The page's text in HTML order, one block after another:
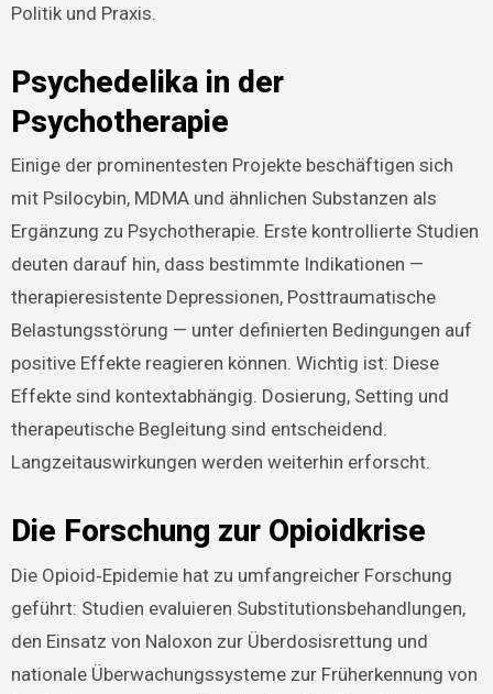
Politik und Praxis.
Psychedelika in der
Psychotherapie
Einige der prominentesten Projekte beschäftigen sich
mit Psilocybin, MDMA und ähnlichen Substanzen als
Ergänzung zu Psychotherapie. Erste kontrollierte Studien
deuten darauf hin, dass bestimmte Indikationen —
therapieresistente Depressionen, Posttraumatische
Belastungsstörung — unter definierten Bedingungen auf
positive Effekte reagieren können. Wichtig ist: Diese
Effekte sind kontextabhängig. Dosierung, Setting und
therapeutische Begleitung sind entscheidend.
Langzeitauswirkungen werden weiterhin erforscht.
Die Forschung zur Opioidkrise
Die Opioid‑Epidemie hat zu umfangreicher Forschung
geführt: Studien evaluieren Substitutionsbehandlungen,
den Einsatz von Naloxon zur Überdosisrettung und
nationale Überwachungssysteme zur Früherkennung von